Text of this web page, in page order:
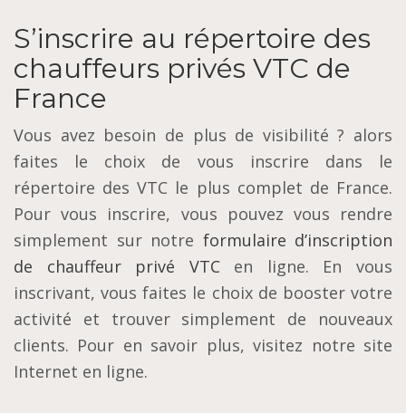
S’inscrire au répertoire des
chauffeurs privés VTC de
France
Vous avez besoin de plus de visibilité ? alors
faites le choix de vous inscrire dans le
répertoire des VTC le plus complet de France.
Pour vous inscrire, vous pouvez vous rendre
simplement sur notre formulaire d’inscription
de chauffeur privé VTCen ligne. En vous
inscrivant, vous faites le choix de booster votre
activité et trouver simplement de nouveaux
clients. Pour en savoir plus, visitez notre site
Internet en ligne.